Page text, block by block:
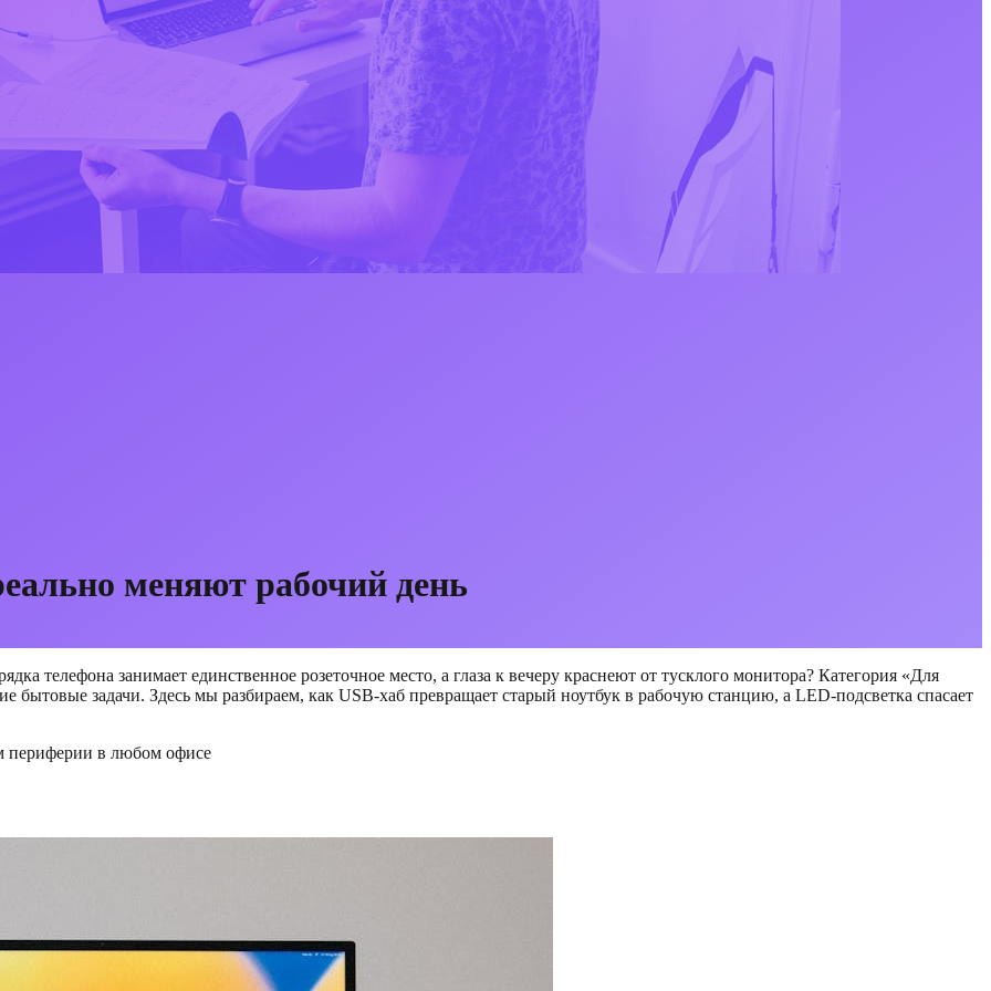
меняют рабочий день
телефона занимает единственное розеточное место, а глаза к вечеру краснеют от тусклого монитора? Категория «Для
задачи. Здесь мы разбираем, как USB-хаб превращает старый ноутбук в рабочую станцию, а LED-подсветка спасает
периферии в любом офисе